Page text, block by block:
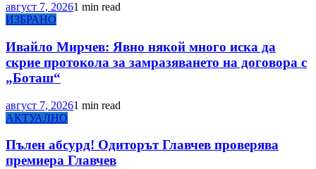
август 7, 20261 min read
ИЗБРАНО
Ивайло Мирчев: Явно някой много иска да
скрие протокола за замразяването на договора с
„Боташ“
август 7, 20261 min read
АКТУАЛНО
Пълен абсурд! Одиторът Главчев проверява
премиера Главчев